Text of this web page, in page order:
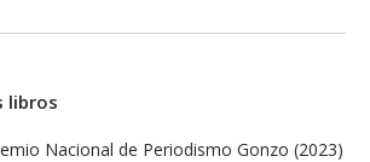
libros
Nacional de Periodismo Gonzo (2023)